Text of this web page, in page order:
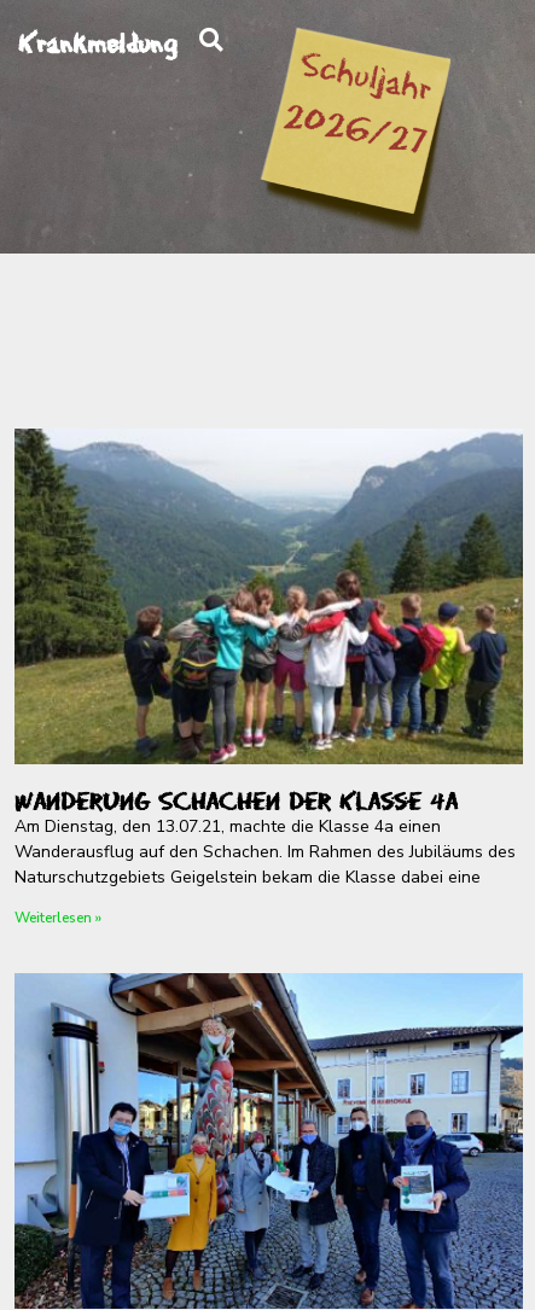
Krankmeldung
Wanderung Schachen der Klasse 4a
Am Dienstag, den 13.07.21, machte die Klasse 4a einen
Wanderausflug auf den Schachen. Im Rahmen des Jubiläums des
Naturschutzgebiets Geigelstein bekam die Klasse dabei eine
Weiterlesen »